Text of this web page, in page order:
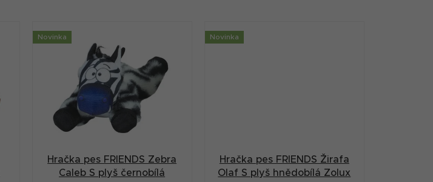
Novinka
Hračka pes FRIENDS Zebra
Caleb S plyš černobílá
Novinka
Hračka pes FRIENDS Žirafa
Olaf S plyš hnědobílá Zolux